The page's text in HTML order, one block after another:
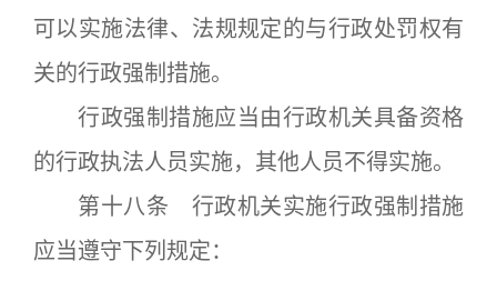
可以实施法律、法规规定的与行政处罚权有
关的行政强制措施。
行政强制措施应当由行政机关具备资格
的行政执法人员实施，其他人员不得实施。
第十八条 行政机关实施行政强制措施
应当遵守下列规定：